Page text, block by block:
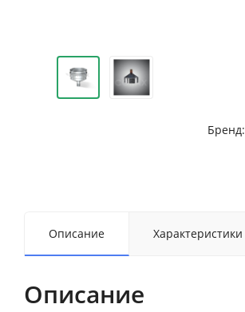
Бренд:
Описание Характеристики
Описание